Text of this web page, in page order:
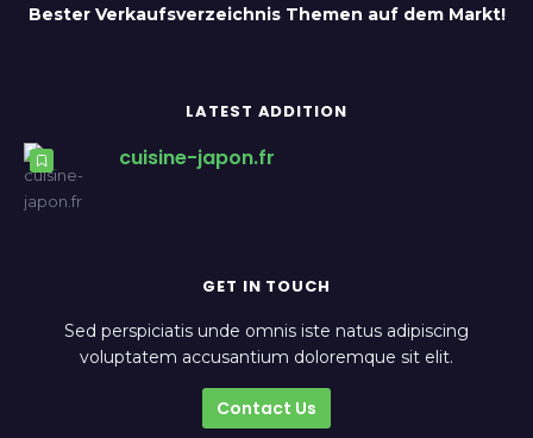
Bester Verkaufsverzeichnis Themen auf dem Markt!
LATEST ADDITION
cuisine-japon.fr
GET IN TOUCH
Sed perspiciatis unde omnis iste natus adipiscing
voluptatem accusantium doloremque sit elit.
Contact Us